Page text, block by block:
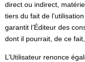
direct ou indirect,
tiers du fait de
garantit l’Éditeur des
dont il pourrait, de ce
L’Utilisateur renonce